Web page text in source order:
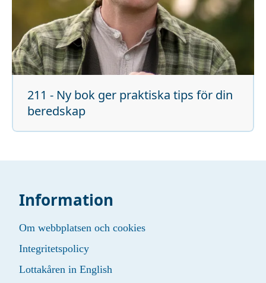
211 - Ny bok ger praktiska tips för din
beredskap
Information
Om webbplatsen och cookies
Integritetspolicy
Lottakåren in English